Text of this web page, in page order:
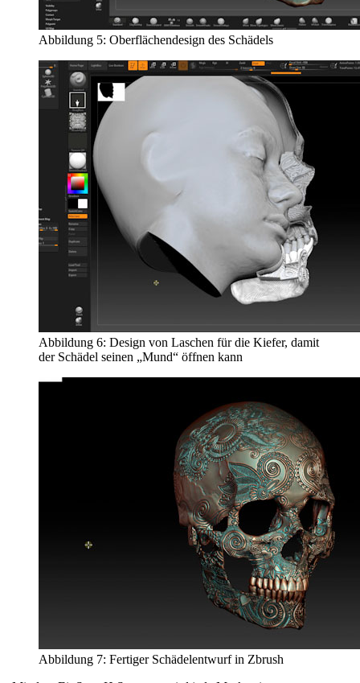
Abbildung 5: Oberflächendesign des Schädels
Abbildung 6: Design von Laschen für die Kiefer, damit
der Schädel seinen „Mund“ öffnen kann
Abbildung 7: Fertiger Schädelentwurf in Zbrush